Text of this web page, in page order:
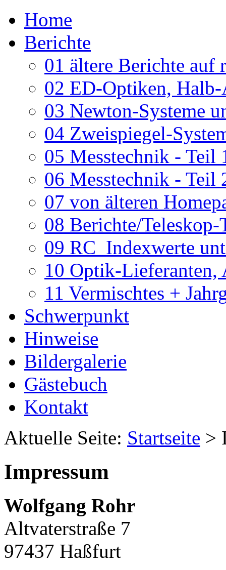
Home
Berichte
01 ältere Berichte auf
02 ED-Optiken, Halb-
03 Newton-Systeme
04 Zweispiegel-
05 Messtechnik - Teil
06 Messtechnik - Teil
07 von älteren
08 Berichte/
09 RC_Indexwerte
10 Optik-Lieferanten,
11 Vermischtes +
Schwerpunkt
Hinweise
Bildergalerie
Gästebuch
Kontakt
Aktuelle Seite: Startseite >
Impressum
Wolfgang Rohr
Altvaterstraße 7
97437 Haßfurt